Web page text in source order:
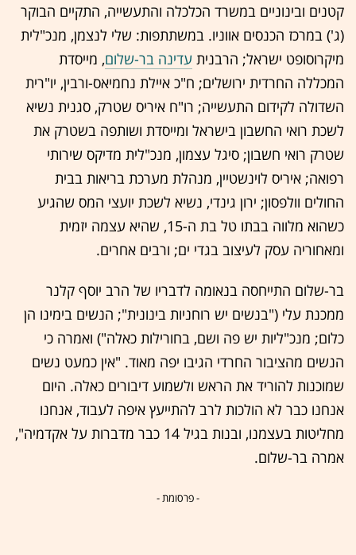
קטנים ובינוניים במשרד הכלכלה והתעשייה, התקיים הבוקר
(ג') במרכז הכנסים אווניו. במשתתפות: שלי לנצמן, מנכ"לית
מיקרוסופט ישראל; הרבנית עדינה בר-שלום, מייסדת
המכללה החרדית ירושלים; ח"כ איילת נחמיאס-ורבין, יו"רית
השדולה לקידום התעשייה; רו"ח איריס שטרק, סגנית נשיא
לשכת רואי החשבון בישראל ומייסדת ושותפה בשטרק את
שטרק רואי חשבון; סיגל עצמון, מנכ"לית מדיקס שירותי
רפואה; איריס לוינשטיין, מנהלת מערכת בריאות בבית
החולים וולפסון; ירון גינדי, נשיא לשכת יועצי המס שהגיע
כשהוא מלווה בבתו טל בת ה-15, שהיא עצמה יזמית
ומאחוריה עסק לעיצוב בגדי ים; ורבים אחרים.
בר-שלום התייחסה בנאומה לדבריו של הרב יוסף קלנר
ממכנת עלי ("בנשים יש רוחניות בינונית"; הנשים בימינו הן
כלום; מנכ"ליות יש פה ושם, בחורילות כאלה") ואמרה כי
הנשים מהציבור החרדי הגיבו יפה מאוד. "אין כמעט נשים
שמוכנות להוריד את הראש ולשמוע דיבורים כאלה. היום
אנחנו כבר לא הולכות לרב להתייעץ איפה לעבוד, אנחנו
מחליטות בעצמנו, ובנות בגיל 14 כבר מדברות על אקדמיה",
אמרה בר-שלום.
- פרסומת -